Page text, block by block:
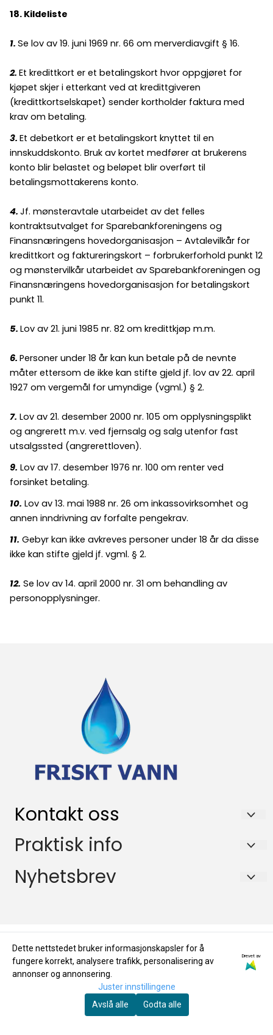
18. Kildeliste
1. Se lov av 19. juni 1969 nr. 66 om merverdiavgift § 16.
2. Et kredittkort er et betalingskort hvor oppgjøret for
kjøpet skjer i etterkant ved at kredittgiveren
(kredittkortselskapet) sender kortholder faktura med
krav om betaling.
3. Et debetkort er et betalingskort knyttet til en
innskuddskonto. Bruk av kortet medfører at brukerens
konto blir belastet og beløpet blir overført til
betalingsmottakerens konto.
4. Jf. mønsteravtale utarbeidet av det felles
kontraktsutvalget for Sparebankforeningens og
Finansnæringens hovedorganisasjon – Avtalevilkår for
kredittkort og faktureringskort – forbrukerforhold punkt 12
og mønstervilkår utarbeidet av Sparebankforeningen og
Finansnæringens hovedorganisasjon for betalingskort
punkt 11.
5. Lov av 21. juni 1985 nr. 82 om kredittkjøp m.m.
6. Personer under 18 år kan kun betale på de nevnte
måter ettersom de ikke kan stifte gjeld jf. lov av 22. april
1927 om vergemål for umyndige (vgml.) § 2.
7. Lov av 21. desember 2000 nr. 105 om opplysningsplikt
og angrerett m.v. ved fjernsalg og salg utenfor fast
utsalgssted (angrerettloven).
9. Lov av 17. desember 1976 nr. 100 om renter ved
forsinket betaling.
10. Lov av 13. mai 1988 nr. 26 om inkassovirksomhet og
annen inndrivning av forfalte pengekrav.
11. Gebyr kan ikke avkreves personer under 18 år da disse
ikke kan stifte gjeld jf. vgml. § 2.
12. Se lov av 14. april 2000 nr. 31 om behandling av
personopplysninger.
Kontakt oss
Helse & Kost AS
Avd FRISKT VANN
Postboks 26
jan@frisktvann.no
Praktisk info
Salgsbetingelser
Frakt / Forsendelse / Retur
Personvern
Nyhetsbrev
E-post
Dette nettstedet bruker informasjonskapsler for å
fungere korrekt, analysere trafikk, personalisering av
annonser og annonsering.
Drevet av
Juster innstillingene
Avslå alle
Godta alle